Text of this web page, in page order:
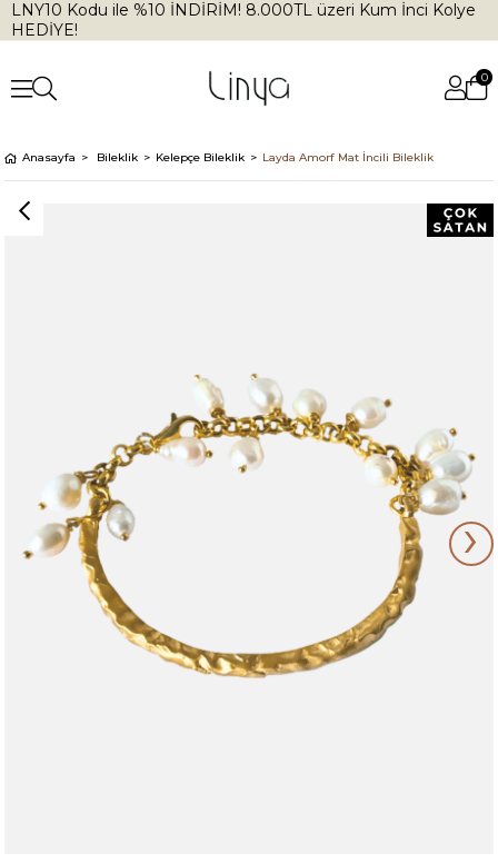
LNY10 Kodu ile %10 İNDİRİM! 8.000TL üzeri Kum İnci Kolye
HEDİYE!
0
Anasayfa Bileklik Kelepçe Bileklik Layda Amorf Mat İncili Bileklik
›